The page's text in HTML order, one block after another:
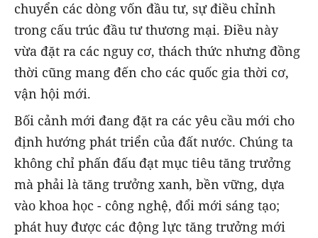
chuyển các dòng vốn đầu tư, sự điều chỉnh
trong cấu trúc đầu tư thương mại. Điều này
vừa đặt ra các nguy cơ, thách thức nhưng đồng
thời cũng mang đến cho các quốc gia thời cơ,
vận hội mới.
Bối cảnh mới đang đặt ra các yêu cầu mới cho
định hướng phát triển của đất nước. Chúng ta
không chỉ phấn đấu đạt mục tiêu tăng trưởng
mà phải là tăng trưởng xanh, bền vững, dựa
vào khoa học - công nghệ, đổi mới sáng tạo;
phát huy được các động lực tăng trưởng mới